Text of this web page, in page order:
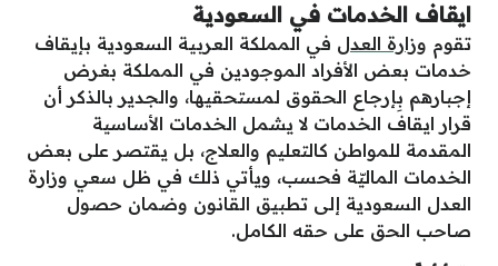
ايقاف الخدمات في السعودية
تقوم وزارة العدل في المملكة العربية السعودية بإيقاف
خدمات بعض الأفراد الموجودين في المملكة بغرض
إجبارهم بِإرجاع الحقوق لمستحقيها، والجدير بالذكر أن
قرار ايقاف الخدمات لا يشمل الخدمات الأساسية
المقدمة للمواطن كالتعليم والعلاج، بل يقتصر على بعض
الخدمات الماليّة فحسب، ويأتي ذلك في ظل سعي وزارة
العدل السعودية إلى تطبيق القانون وضمان حصول
صاحب الحق على حقه الكامل.